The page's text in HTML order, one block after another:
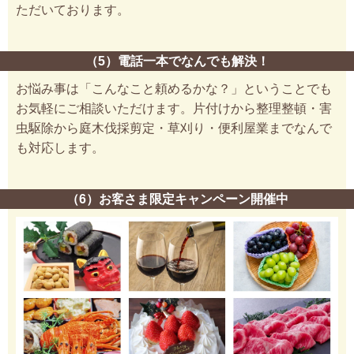
ただいております。
（5）電話一本でなんでも解決！
お悩み事は「こんなこと頼めるかな？」ということでも
お気軽にご相談いただけます。片付けから整理整頓・害
虫駆除から庭木伐採剪定・草刈り・便利屋業までなんで
も対応します。
（6）お客さま限定キャンペーン開催中